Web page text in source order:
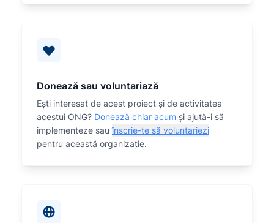
Donează sau voluntariază
Eşti interesat de acest proiect și de activitatea
acestui ONG? Donează chiar acum și ajută-i să
implementeze sauînscrie-te să voluntariezi
pentru această organizaţie.